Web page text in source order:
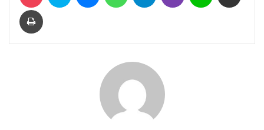
Yazdır